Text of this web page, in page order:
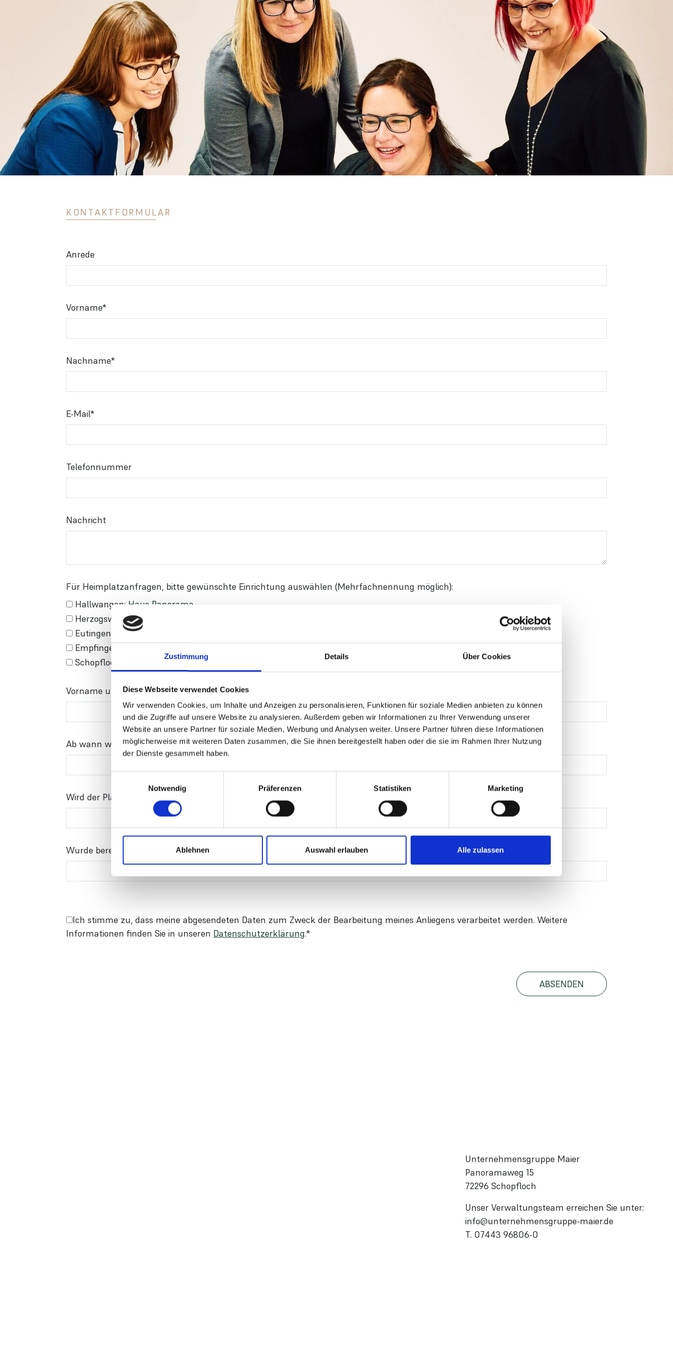
Zustimmung Details Über Cookies
Diese Webseite verwendet Cookies
Wir verwenden Cookies, um Inhalte und Anzeigen zu personalisieren, Funktionen für soziale Medien anbieten zu können
und die Zugriffe auf unsere Website zu analysieren. Außerdem geben wir Informationen zu Ihrer Verwendung unserer
Website an unsere Partner für soziale Medien, Werbung und Analysen weiter. Unsere Partner führen diese Informationen
möglicherweise mit weiteren Daten zusammen, die Sie ihnen bereitgestellt haben oder die sie im Rahmen Ihrer Nutzung
der Dienste gesammelt haben.
Einwilligungsauswahl
Notwendig
Präferenzen Statistiken Marketing
Ablehnen Auswahl erlauben Alle zulassen
KONTAKTFORMULAR
Anrede
Vorname*
Nachname*
E-Mail*
Telefonnummer
Nachricht
Für Heimplatzanfragen, bitte gewünschte Einrichtung auswählen (Mehrfachnennung möglich):
Hallwangen: Haus Panorama
Herzogsweiler:Landhaus Weiler Wald
Eutingen im Gäu:
Empfingen:
Schopfloch:
Haus am Rödelsberg, Einrichtung für Menschen mit psychischen Erkrankungen
Vorname und Name des Interessenten
Ab wann wird der Platz benötigt?
Wird der Platz für einen Mann oder eine Frau benötigt?
Wurde bereits ein Pflegegrad beantragt? Wenn ja, welcher Pflegegrad liegt vor?
Ich stimme zu, dass meine abgesendeten Daten zum Zweck der Bearbeitung meines Anliegens verarbeitet werden. Weitere
Informationen finden Sie in unseren Datenschutzerklärung.*
ABSENDEN
Unternehmensgruppe Maier
Panoramaweg 15
72296 Schopfloch
Unser Verwaltungsteam erreichen Sie unter:
info@unternehmensgruppe-maier.de
T. 07443 96806-0